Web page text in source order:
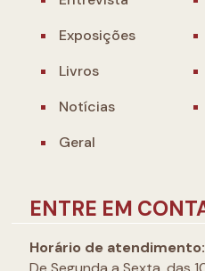
Exposições
Livros
Notícias
Geral
ENTRE EM
Horário de atendimento: